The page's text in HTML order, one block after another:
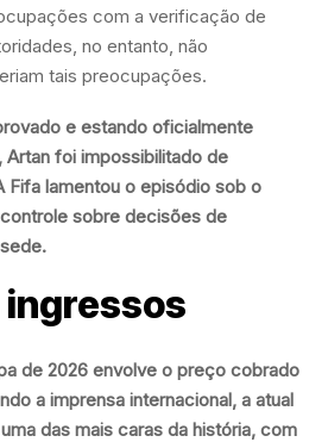
com a verificação de
no entanto, não
tais preocupações.
e estando oficialmente
foi impossibilitado de
Fifa lamentou o episódio sob o
sobre decisões de
ingressos
de 2026 envolve o preço cobrado
a imprensa internacional, a atual
das mais caras da história, com